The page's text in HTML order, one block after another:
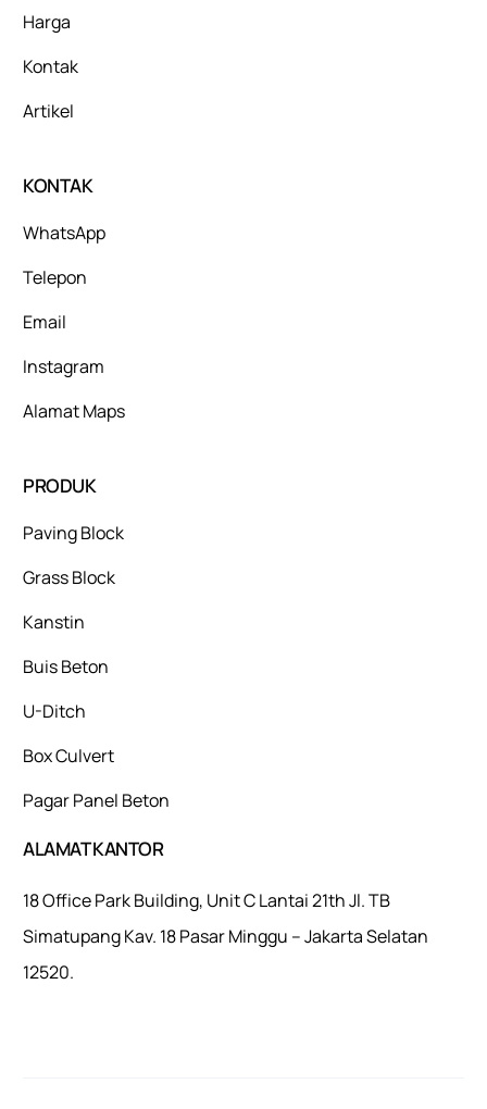
Harga
Kontak
Artikel
KONTAK
WhatsApp
Telepon
Email
Instagram
Alamat Maps
PRODUK
Paving Block
Grass Block
Kanstin
Buis Beton
U-Ditch
Box Culvert
Pagar Panel Beton
ALAMAT KANTOR
18 Office Park Building, Unit C Lantai 21th Jl. TB
Simatupang Kav. 18 Pasar Minggu – Jakarta Selatan
12520.